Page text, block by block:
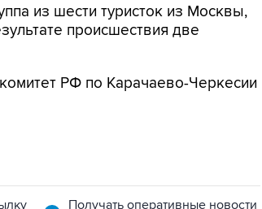
из шести туристок из Москвы,
происшествия две
РФ по Карачаево-Черкесии
Получать оперативные новости